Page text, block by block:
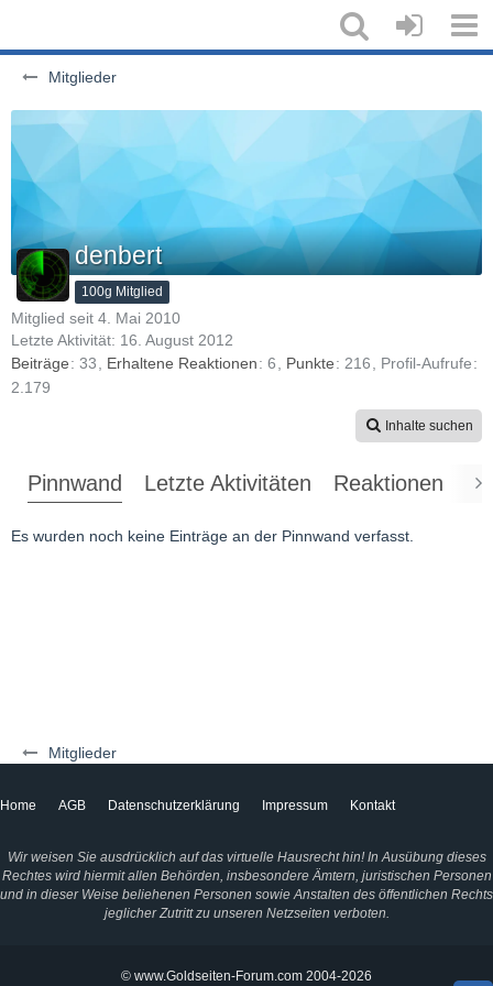
Mitglieder
Mitglieder
denbert
100g Mitglied
Mitglied seit 4. Mai 2010
Letzte Aktivität: 16. August 2012
Beiträge
33 Erhaltene Reaktionen 6 Punkte 216
Profil-Aufrufe
2.179
Inhalte suchen
Pinnwand Letzte Aktivitäten Reaktionen
Es wurden noch keine Einträge an der Pinnwand verfasst.
Home AGB Datenschutzerklärung Impressum Kontakt
Wir weisen Sie ausdrücklich auf das virtuelle Hausrecht hin! In Ausübung dieses
Rechtes wird hiermit allen Behörden, insbesondere Ämtern, juristischen Personen
und in dieser Weise beliehenen Personen sowie Anstalten des öffentlichen Rechts
jeglicher Zutritt zu unseren Netzseiten verboten.
© www.Goldseiten-Forum.com 2004-2026